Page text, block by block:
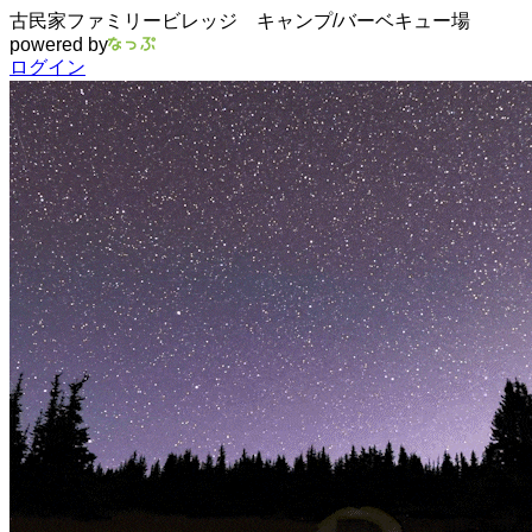
古民家ファミリービレッジ キャンプ/バーベキュー場
powered by
ログイン